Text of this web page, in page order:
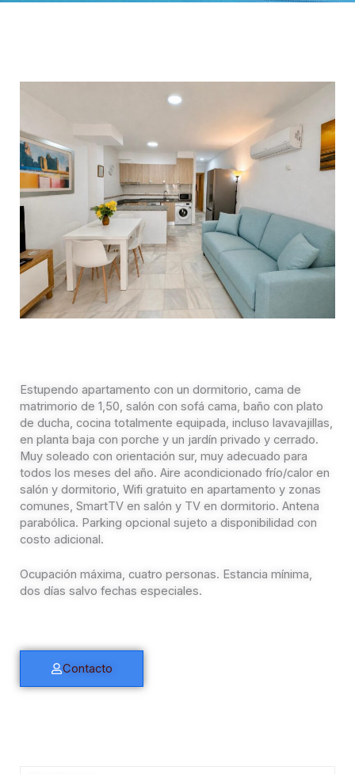
Estupendo apartamento con un dormitorio, cama de
matrimorio de 1,50, salón con sofá cama, baño con plato
de ducha, cocina totalmente equipada, incluso lavavajillas,
en planta baja con porche y un jardín privado y cerrado.
Muy soleado con orientación sur, muy adecuado para
todos los meses del año. Aire acondicionado frío/calor en
salón y dormitorio, Wifi gratuito en apartamento y zonas
comunes, SmartTV en salón y TV en dormitorio. Antena
parabólica. Parking opcional sujeto a disponibilidad con
costo adicional.
Ocupación máxima, cuatro personas. Estancia mínima,
dos días salvo fechas especiales.
Contacto